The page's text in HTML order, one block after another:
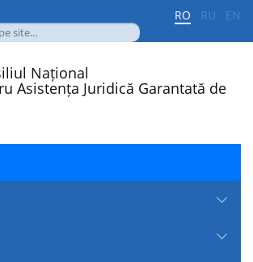
RO RU EN
Național
Asistența Juridică Garantată de